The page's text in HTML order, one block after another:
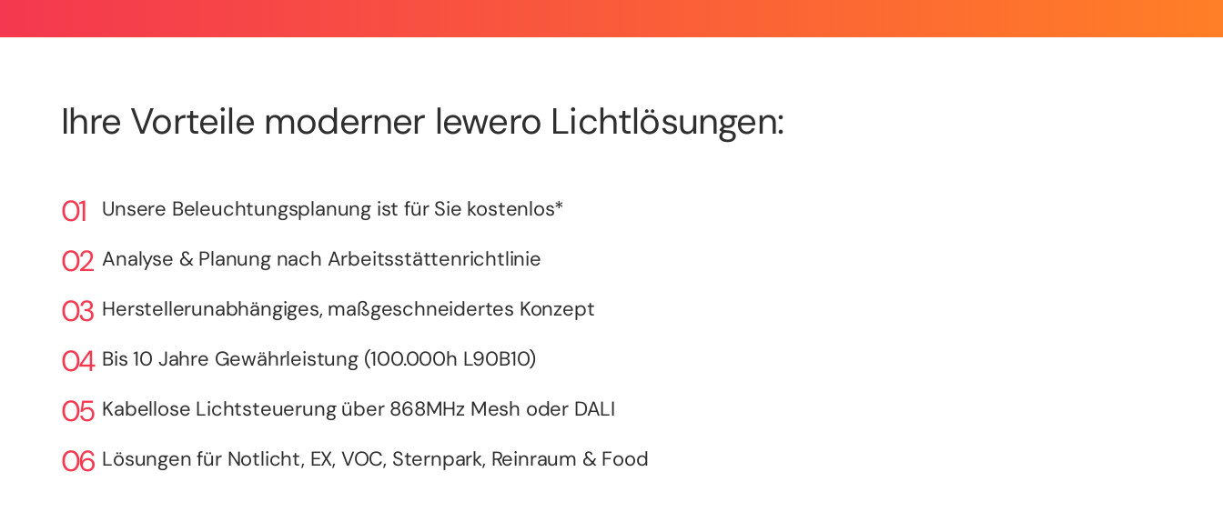
Ihre Vorteile moderner lewero Lichtlösungen:
Unsere Beleuchtungsplanung ist für Sie kostenlos*
Analyse & Planung nach Arbeitsstättenrichtlinie
Herstellerunabhängiges, maßgeschneidertes Konzept
Bis 10 Jahre Gewährleistung (100.000h L90B10)
Kabellose Lichtsteuerung über 868MHz Mesh oder DALI
Lösungen für Notlicht, EX, VOC, Sternpark, Reinraum & Food